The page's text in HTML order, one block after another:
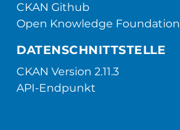
CKAN Github
Open Knowledge Foundation
DATENSCHNITTSTELLE
CKAN Version 2.11.3
API-Endpunkt